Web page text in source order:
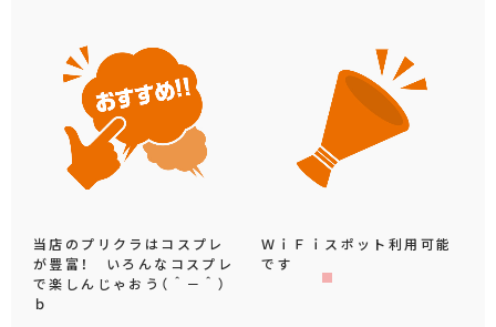
当店のプリクラはコスプレ
が豊富！ いろんなコスプレ
で楽しんじゃおう（＾－＾）
ｂ
ＷｉＦｉスポット利用可能
です